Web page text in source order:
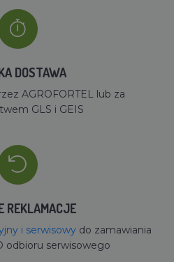
DOSTAWA
AGROFORTEL lub za
GLS i GEIS
REKLAMACJE
i serwisowydo zamawiania
odbioru serwisowego